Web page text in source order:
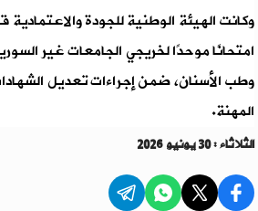
وكانت الهيئة الوطنية للجودة
امتحانًا موحدًا لخريجي الجامعات غير
وطب الأسنان، ضمن إجراءات تعديل
المهنة.
الثلاثاء : 30 يونيو 2026